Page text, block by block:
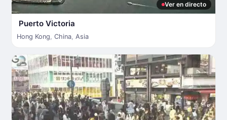
Ver en directo
Puerto Victoria
Hong Kong, China, Asia